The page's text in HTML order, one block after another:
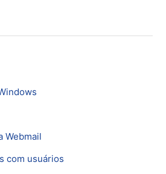
Webmail
com usuários